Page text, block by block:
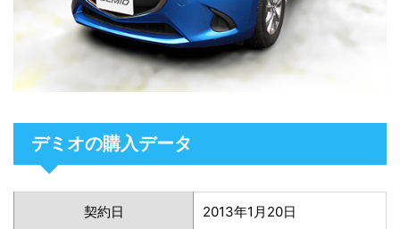
デミオの購入データ
契約日 2013年1月20日